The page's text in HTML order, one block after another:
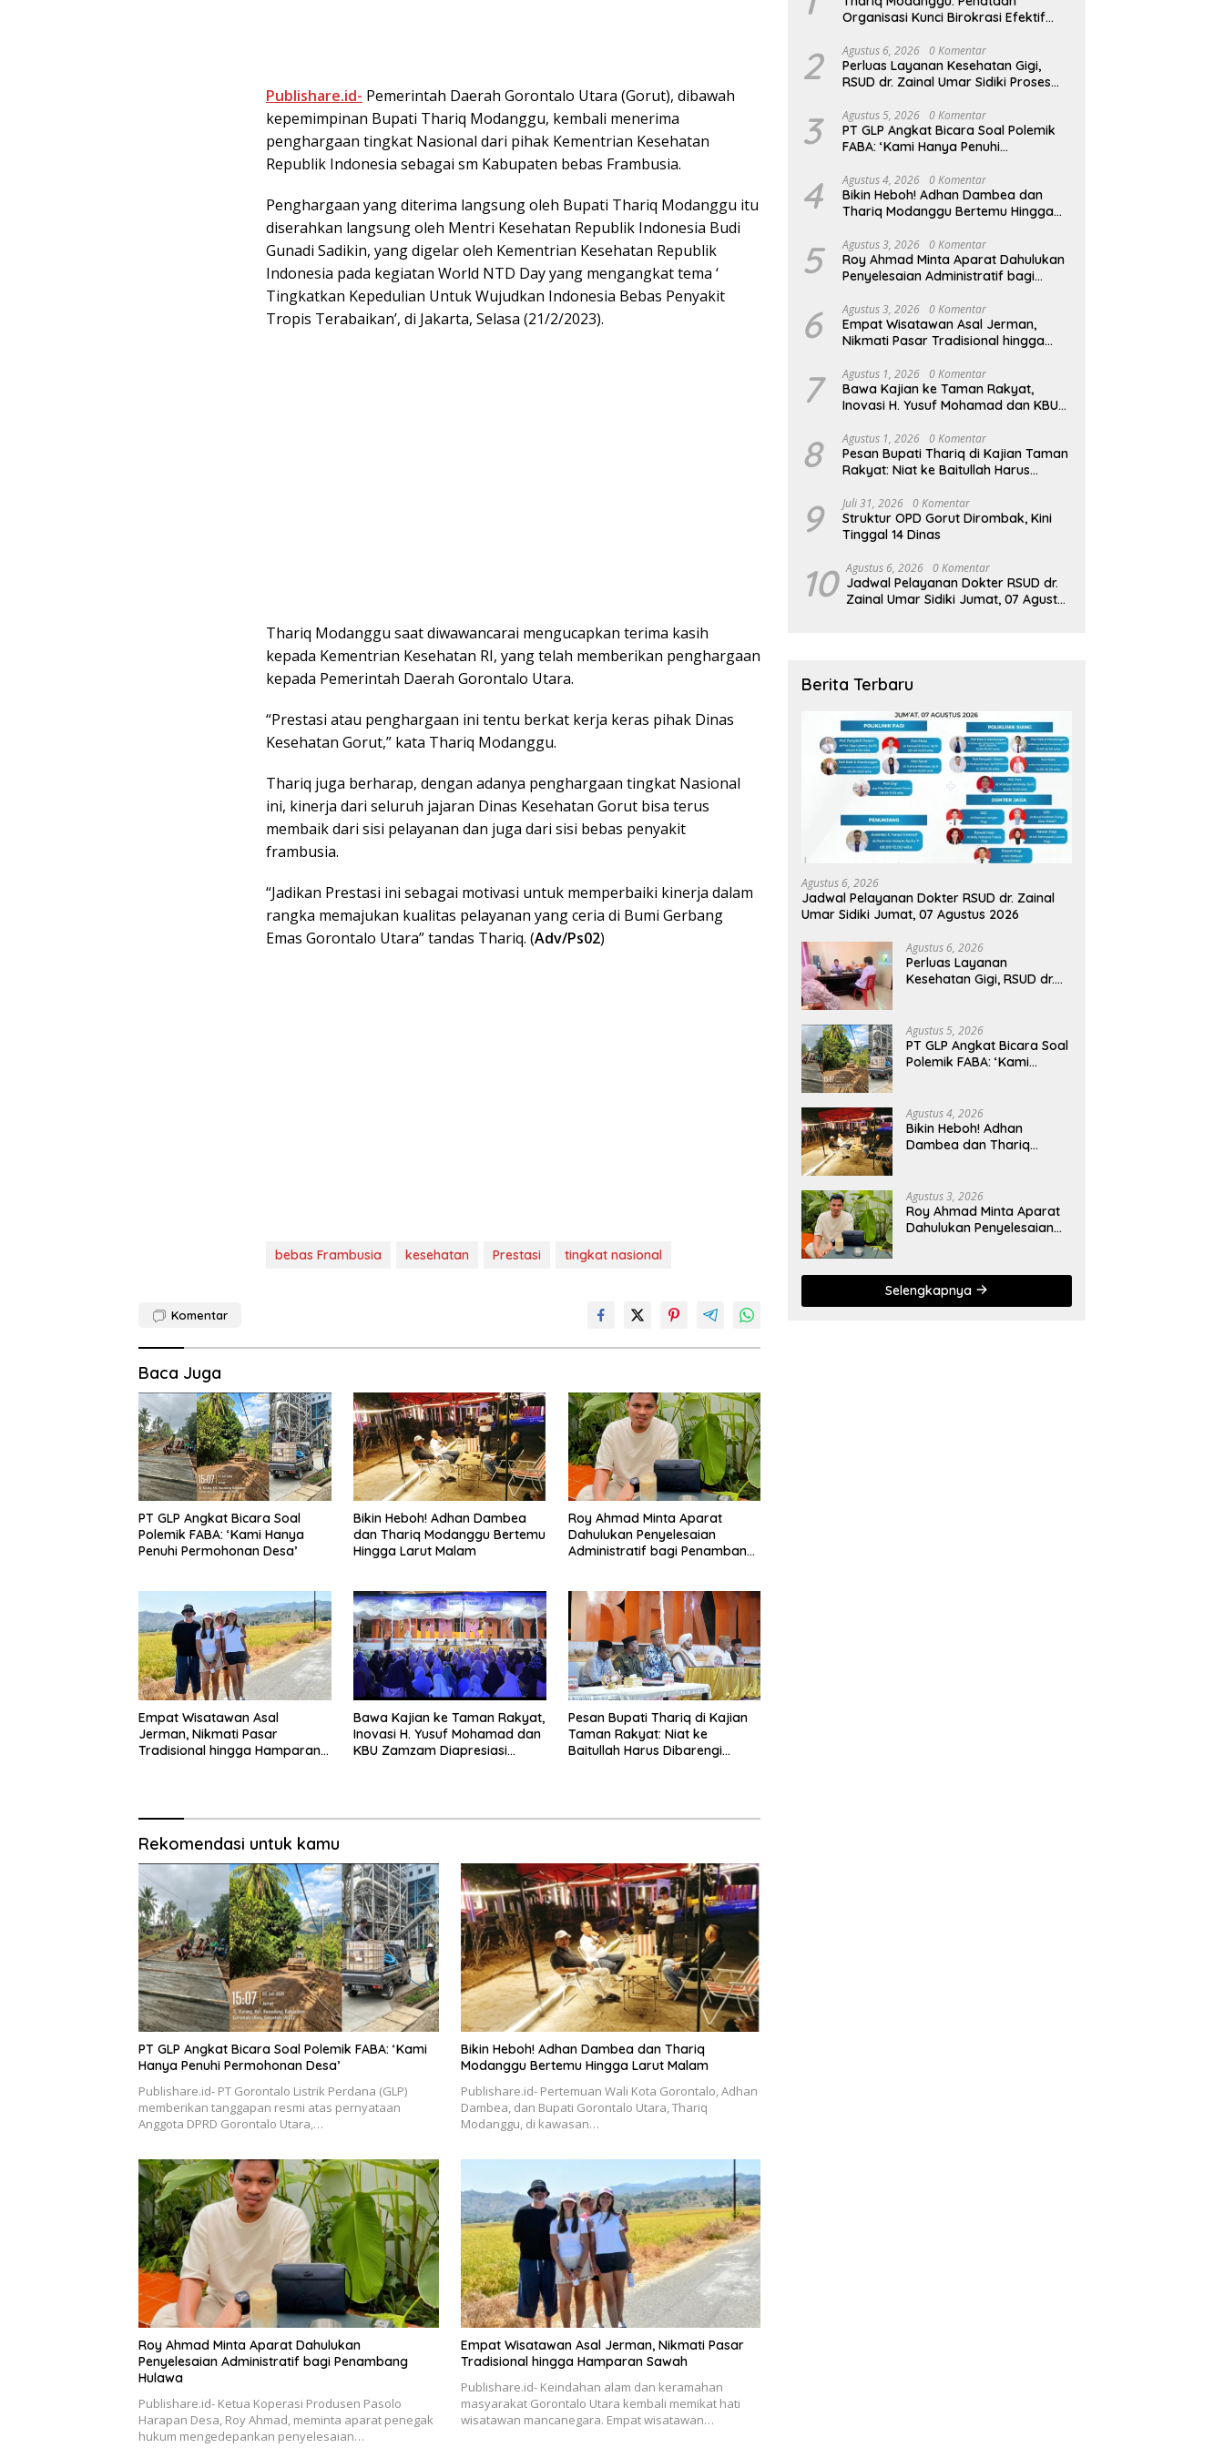
Publishare.id- Pemerintah Daerah Gorontalo Utara (Gorut), dibawah
kepemimpinan Bupati Thariq Modanggu, kembali menerima
penghargaan tingkat Nasional dari pihak Kementrian Kesehatan
Republik Indonesia sebagai sm Kabupaten bebas Frambusia.
Penghargaan yang diterima langsung oleh Bupati Thariq Modanggu itu
diserahkan langsung oleh Mentri Kesehatan Republik Indonesia Budi
Gunadi Sadikin, yang digelar oleh Kementrian Kesehatan Republik
Indonesia pada kegiatan World NTD Day yang mengangkat tema ‘
Tingkatkan Kepedulian Untuk Wujudkan Indonesia Bebas Penyakit
Tropis Terabaikan’, di Jakarta, Selasa (21/2/2023).
Thariq Modanggu saat diwawancarai mengucapkan terima kasih
kepada Kementrian Kesehatan RI, yang telah memberikan penghargaan
kepada Pemerintah Daerah Gorontalo Utara.
“Prestasi atau penghargaan ini tentu berkat kerja keras pihak Dinas
Kesehatan Gorut,” kata Thariq Modanggu.
Thariq juga berharap, dengan adanya penghargaan tingkat Nasional
ini, kinerja dari seluruh jajaran Dinas Kesehatan Gorut bisa terus
membaik dari sisi pelayanan dan juga dari sisi bebas penyakit
frambusia.
“Jadikan Prestasi ini sebagai motivasi untuk memperbaiki kinerja dalam
rangka memajukan kualitas pelayanan yang ceria di Bumi Gerbang
Emas Gorontalo Utara” tandas Thariq. (Adv/Ps02)
bebas Frambusia kesehatan Prestasi tingkat nasional
Komentar
Baca Juga
PT GLP Angkat Bicara Soal
Polemik FABA: ‘Kami Hanya
Penuhi Permohonan Desa’
Bikin Heboh! Adhan Dambea
dan Thariq Modanggu Bertemu
Hingga Larut Malam
Roy Ahmad Minta Aparat
Dahulukan Penyelesaian
Administratif bagi Penambang
Empat Wisatawan Asal
Jerman, Nikmati Pasar
Tradisional hingga Hamparan
Bawa Kajian ke Taman Rakyat,
Inovasi H. Yusuf Mohamad dan
KBU Zamzam Diapresiasi
Pesan Bupati Thariq di Kajian
Taman Rakyat: Niat ke
Baitullah Harus Dibarengi
Rekomendasi untuk kamu
PT GLP Angkat Bicara Soal Polemik FABA: ‘Kami
Hanya Penuhi Permohonan Desa’
Publishare.id- PT Gorontalo Listrik Perdana (GLP)
memberikan tanggapan resmi atas pernyataan
Anggota DPRD Gorontalo Utara,…
Bikin Heboh! Adhan Dambea dan Thariq
Modanggu Bertemu Hingga Larut Malam
Publishare.id- Pertemuan Wali Kota Gorontalo, Adhan
Dambea, dan Bupati Gorontalo Utara, Thariq
Modanggu, di kawasan…
Roy Ahmad Minta Aparat Dahulukan
Penyelesaian Administratif bagi Penambang
Hulawa
Publishare.id- Ketua Koperasi Produsen Pasolo
Harapan Desa, Roy Ahmad, meminta aparat penegak
hukum mengedepankan penyelesaian…
Empat Wisatawan Asal Jerman, Nikmati Pasar
Tradisional hingga Hamparan Sawah
Publishare.id- Keindahan alam dan keramahan
masyarakat Gorontalo Utara kembali memikat hati
wisatawan mancanegara. Empat wisatawan…
Organisasi Kunci Birokrasi Efektif
2 Agustus 6, 2026 0 Komentar
Perluas Layanan Kesehatan Gigi,
RSUD dr. Zainal Umar Sidiki Proses
Konservasi Gigi
3 Agustus 5, 2026 0 Komentar
PT GLP Angkat Bicara Soal Polemik
FABA: ‘Kami Hanya Penuhi
4 Agustus 4, 2026 0 Komentar
Bikin Heboh! Adhan Dambea dan
Thariq Modanggu Bertemu Hingga
5 Agustus 3, 2026 0 Komentar
Roy Ahmad Minta Aparat Dahulukan
Penyelesaian Administratif bagi
6 Agustus 3, 2026 0 Komentar
Empat Wisatawan Asal Jerman,
Nikmati Pasar Tradisional hingga
7 Agustus 1, 2026 0 Komentar
Bawa Kajian ke Taman Rakyat,
Inovasi H. Yusuf Mohamad dan KBU
8 Agustus 1, 2026 0 Komentar
Pesan Bupati Thariq di Kajian Taman
Rakyat: Niat ke Baitullah Harus
9 Juli 31, 2026 0 Komentar
Struktur OPD Gorut Dirombak, Kini
Tinggal 14 Dinas
10 Agustus 6, 2026 0 Komentar
Jadwal Pelayanan Dokter RSUD dr.
Zainal Umar Sidiki Jumat, 07 Agustus
Berita Terbaru
Agustus 6, 2026
Jadwal Pelayanan Dokter RSUD dr. Zainal
Umar Sidiki Jumat, 07 Agustus 2026
Agustus 6, 2026
Perluas Layanan
Kesehatan Gigi, RSUD dr.
Konservasi Gigi
Agustus 5, 2026
PT GLP Angkat Bicara Soal
Polemik FABA: ‘Kami
Agustus 4, 2026
Bikin Heboh! Adhan
Dambea dan Thariq
Agustus 3, 2026
Roy Ahmad Minta Aparat
Dahulukan Penyelesaian
Selengkapnya